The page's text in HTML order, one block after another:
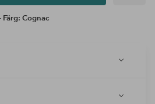
Färg: Cognac